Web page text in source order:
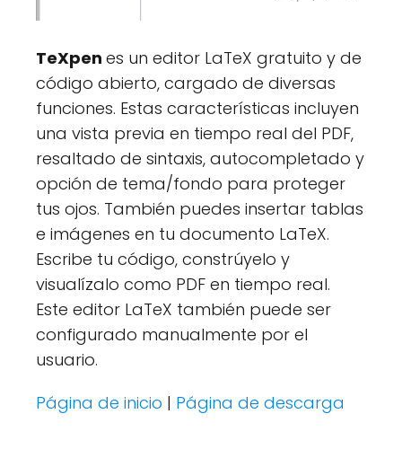
TeXpen es un editor LaTeX gratuito y de
código abierto, cargado de diversas
funciones. Estas características incluyen
una vista previa en tiempo real del PDF,
resaltado de sintaxis, autocompletado y
opción de tema/fondo para proteger
tus ojos. También puedes insertar tablas
e imágenes en tu documento LaTeX.
Escribe tu código, constrúyelo y
visualízalo como PDF en tiempo real.
Este editor LaTeX también puede ser
configurado manualmente por el
usuario.
Página de inicio | Página de descarga